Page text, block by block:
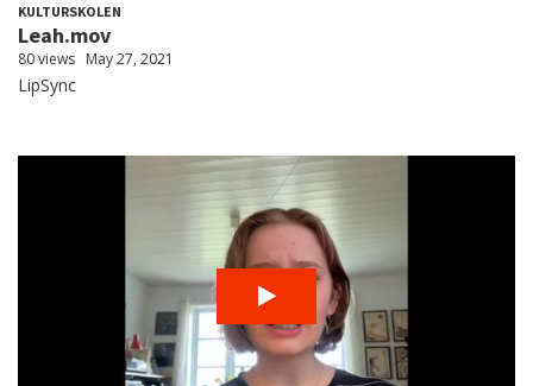
KULTURSKOLEN
Leah.mov
80 views May 27, 2021
LipSync